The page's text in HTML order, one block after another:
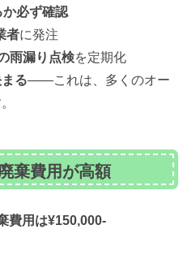
必ず確認
者に発注
雨漏り点検を定期化
る——これは、多くのオー
棄費用が高額
費用は¥150,000-